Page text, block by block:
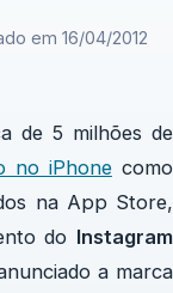
em 16/04/2012
de 5 milhões de
no iPhonecomo
na App Store,
do Instagram
a marca